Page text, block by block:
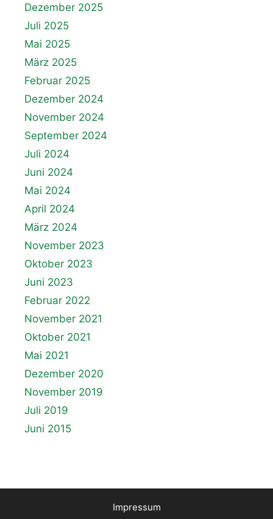
Dezember 2025
Juli 2025
Mai 2025
März 2025
Februar 2025
Dezember 2024
November 2024
September 2024
Juli 2024
Juni 2024
Mai 2024
April 2024
März 2024
November 2023
Oktober 2023
Juni 2023
Februar 2022
November 2021
Oktober 2021
Mai 2021
Dezember 2020
November 2019
Juli 2019
Juni 2015
Impressum